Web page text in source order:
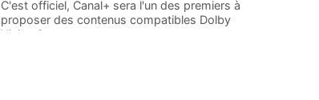
C'est officiel, Canal+ sera l'un des premiers à
proposer des contenus compatibles Dolby
Vision 2